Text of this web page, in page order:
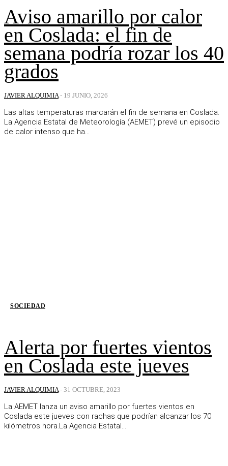
Aviso amarillo por calor
en Coslada: el fin de
semana podría rozar los 40
grados
JAVIER ALQUIMIA - 19 JUNIO, 2026
Las altas temperaturas marcarán el fin de semana en Coslada.
La Agencia Estatal de Meteorología (AEMET) prevé un episodio
de calor intenso que ha...
SOCIEDAD
Alerta por fuertes vientos
en Coslada este jueves
JAVIER ALQUIMIA - 31 OCTUBRE, 2023
La AEMET lanza un aviso amarillo por fuertes vientos en
Coslada este jueves con rachas que podrían alcanzar los 70
kilómetros hora.La Agencia Estatal...